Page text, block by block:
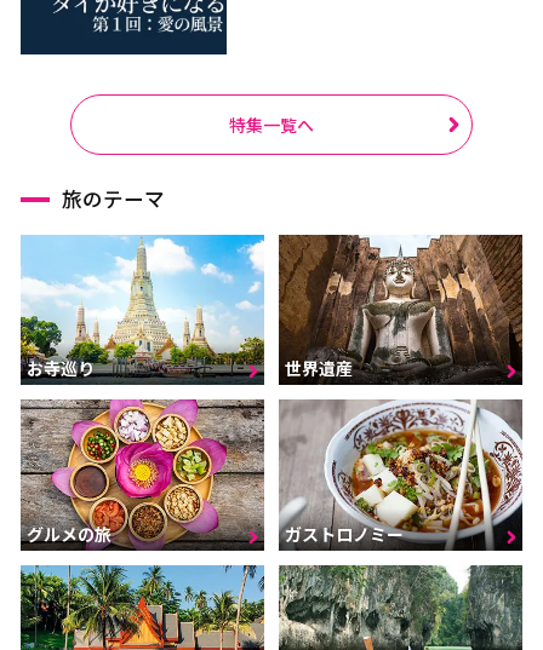
特集一覧へ
旅のテーマ
お寺巡り 世界遺産
グルメの旅 ガストロノミー